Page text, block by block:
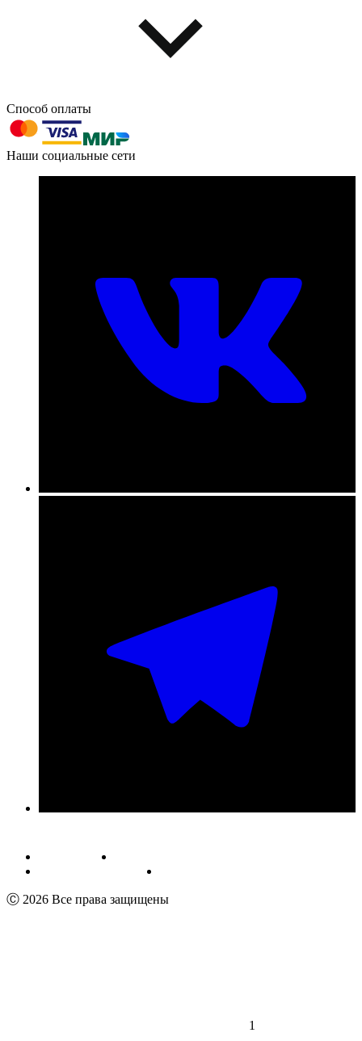
603004, г. Нижний Новгород, проспект Ленина, д. 95
Номер телефона для связи:
+7 (831) 290-86-98
Способ оплаты
Наши социальные сети
Публичная оферта
Пользовательское соглашение
Ⓒ 2026 Все права защищены
1